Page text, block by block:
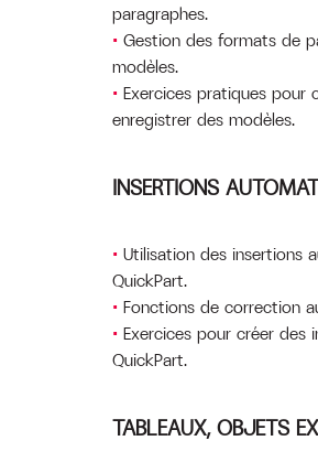
paragraphes.
Gestion des formats de
modèles.
Exercices pratiques
enregistrer des modèles.
INSERTIONS
Utilisation des insertions
QuickPart.
Fonctions de correction
Exercices pour créer
QuickPart.
TABLEAUX, OBJETS